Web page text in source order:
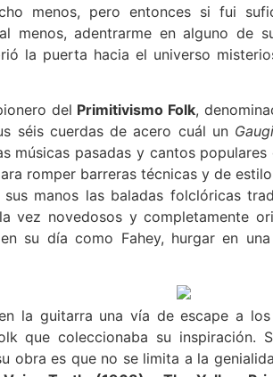
menos, pero entonces si fui
menos, adentrarme en alguno de
la puerta hacia el universo
del Primitivismo Folk,
séis cuerdas de acero cuál un
músicas pasadas y cantos
romper barreras técnicas y de
manos las baladas folclóricas
vez novedosos y completamente
su día como Fahey, hurgar en
la guitarra una vía de escape a
que coleccionaba su inspiración.
obra es que no se limita a la